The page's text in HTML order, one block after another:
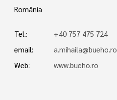
România
Tel.:
+40 757 475 724
email:
a.mihaila@bueho.ro
Web:
www.bueho.ro